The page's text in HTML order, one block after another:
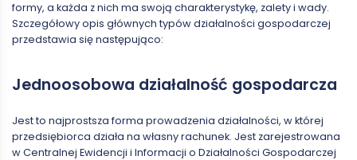
formy, a każda z nich ma swoją charakterystykę, zalety i wady.
Szczegółowy opis głównych typów działalności gospodarczej
przedstawia się następująco:
Jednoosobowa działalność gospodarcza
Jest to najprostsza forma prowadzenia działalności, w której
przedsiębiorca działa na własny rachunek. Jest zarejestrowana
w Centralnej Ewidencji i Informacji o Działalności Gospodarczej